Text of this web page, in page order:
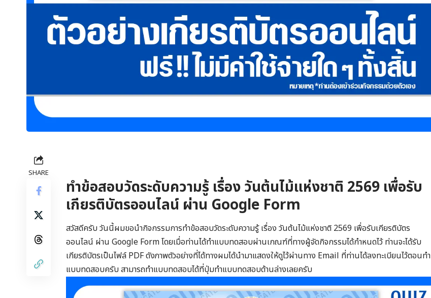
SHARE
ทำข้อสอบวัดระดับความรู้ เรื่อง วันต้นไม้แห่งชาติ 2569 เพื่อรับ
เกียรติบัตรออนไลน์ ผ่าน Google Form
สวัสดีครับ วันนี้ผมขอนำกิจกรรมการทำข้อสอบวัดระดับความรู้ เรื่อง วันต้นไม้แห่งชาติ 2569 เพื่อรับเกียรติบัตร
ออนไลน์ ผ่าน Google Form โดยเมื่อท่านได้ทำแบบทดสอบผ่านเกณฑ์ที่ทางผู้จัดกิจกรรมได้กำหนดไว้ ท่านจะได้รับ
เกียรติบัตรเป็นไฟล์ PDF ดังภาพตัวอย่างที่ได้ทางผมได้นำมาแสดงให้ดูไว้ผ่านทาง Email ที่ท่านได้ลงทะเบียนไว้ตอนทำ
แบบทดสอบครับ สามารถทำแบบทดสอบได้ที่ปุ่มทำแบบทดสอบด้านล่างเลยครับ